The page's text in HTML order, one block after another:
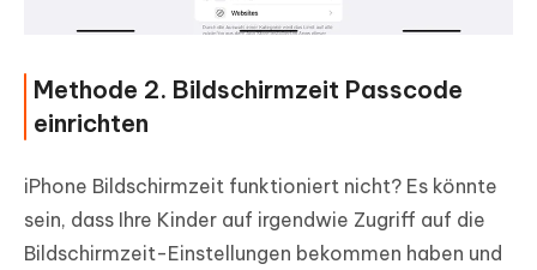
Methode 2. Bildschirmzeit Passcode
einrichten
iPhone Bildschirmzeit funktioniert nicht? Es könnte
sein, dass Ihre Kinder auf irgendwie Zugriff auf die
Bildschirmzeit-Einstellungen bekommen haben und